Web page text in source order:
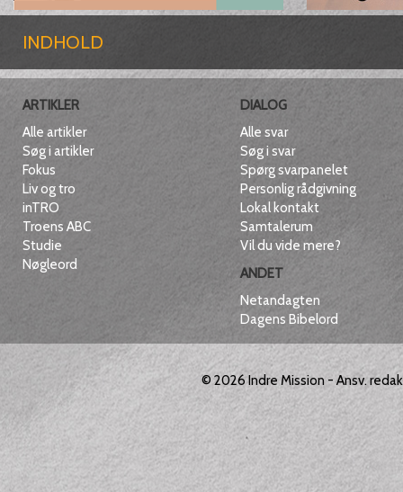
INDHOLD
ARTIKLER
Alle artikler
Søg i artikler
Fokus
Liv og tro
inTRO
Troens ABC
Studie
Nøgleord
DIALOG
Alle svar
Søg i svar
Spørg svarpanelet
Personlig rådgivning
Lokal kontakt
Samtalerum
Vil du vide mere?
ANDET
Netandagten
Dagens Bibelord
© 2026 Indre Mission - Ansv.